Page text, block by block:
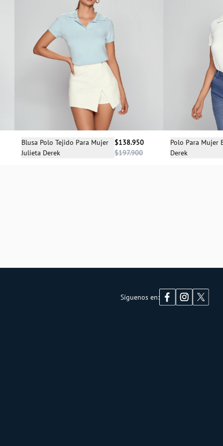
Selecciona una talla
Blusa Polo Tejido Para Mujer
Julieta Derek
$138.950
$197.900
Polo Para Mujer
Derek
Síguenos en: